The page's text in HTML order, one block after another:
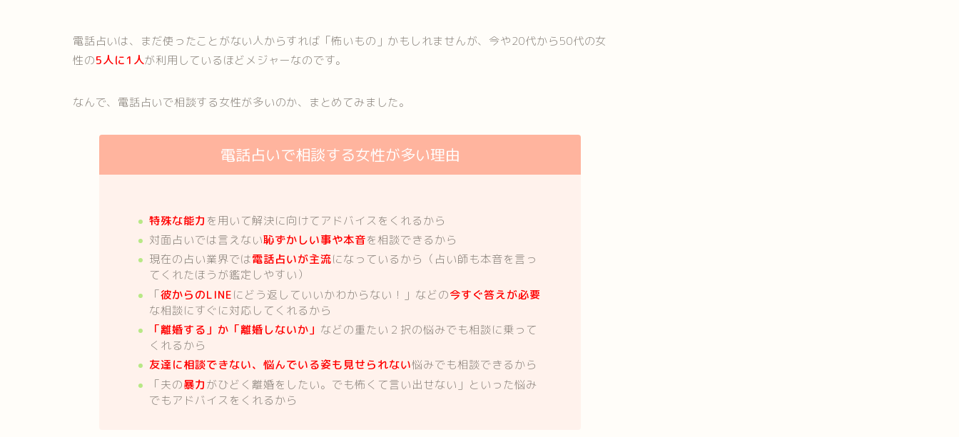
電話占いは、まだ使ったことがない人からすれば「怖いもの」かもしれませんが、今や20代から50代の女
性の5人に1人が利用しているほどメジャーなのです。
なんで、電話占いで相談する女性が多いのか、まとめてみました。
電話占いで相談する女性が多い理由
特殊な能力 を用いて解決に向けてアドバイスをくれるから
対面占いでは言えない恥ずかしい事や本音を相談できるから
現在の占い業界では電話占いが主流になっているから（占い師も本音を言っ
てくれたほうが鑑定しやすい）
「彼からのLINEにどう返していいかわからない！」などの今すぐ答えが必要
な相談にすぐに対応してくれるから
「離婚する」か「離婚しないか」 などの重たい２択の悩みでも相談に乗って
くれるから
友達に相談できない、悩んでいる姿も見せられない悩みでも相談できるから
「夫の暴力がひどく離婚をしたい。でも怖くて言い出せない」といった悩み
でもアドバイスをくれるから